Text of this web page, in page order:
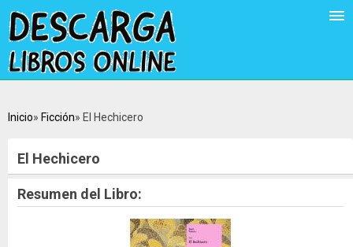
Inicio Ficción El Hechicero
El Hechicero
Resumen del Libro: